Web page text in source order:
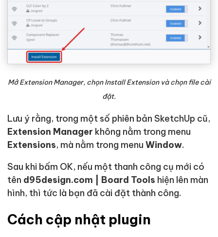
Mở Extension Manager, chọn Install Extension và chọn file cài
đặt.
Lưu ý rằng, trong một số phiên bản SketchUp cũ,
Extension Manager không nằm trong menu
Extensions, mà nằm trong menu Window.
Sau khi bấm OK, nếu một thanh công cụ mới có
tên d95design.com | Board Tools hiện lên màn
hình, thì tức là bạn đã cài đặt thành công.
Cách cập nhật plugin